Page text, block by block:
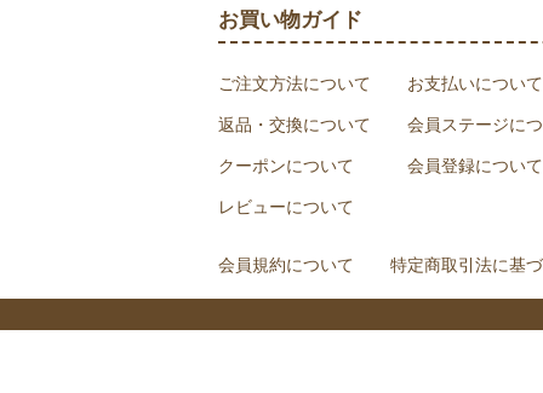
お買い物ガイド
ご注文方法について お支払いについて
返品・交換について 会員ステージに
クーポンについて 会員登録について
レビューについて
会員規約について 特定商取引法に基